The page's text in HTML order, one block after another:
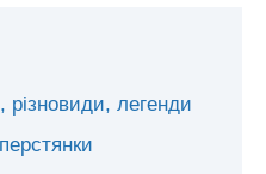
легенди